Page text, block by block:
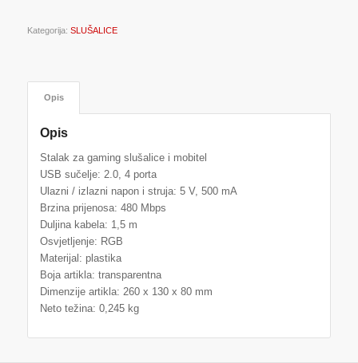
Kategorija: SLUŠALICE
Opis
Opis
Stalak za gaming slušalice i mobitel
USB sučelje: 2.0, 4 porta
Ulazni / izlazni napon i struja: 5 V, 500 mA
Brzina prijenosa: 480 Mbps
Duljina kabela: 1,5 m
Osvjetljenje: RGB
Materijal: plastika
Boja artikla: transparentna
Dimenzije artikla: 260 x 130 x 80 mm
Neto težina: 0,245 kg